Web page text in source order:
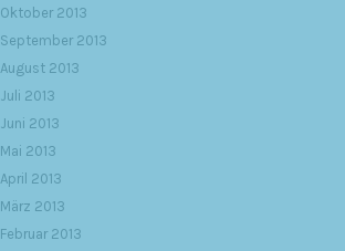
Oktober 2013
September 2013
August 2013
Juli 2013
Juni 2013
Mai 2013
April 2013
März 2013
Februar 2013